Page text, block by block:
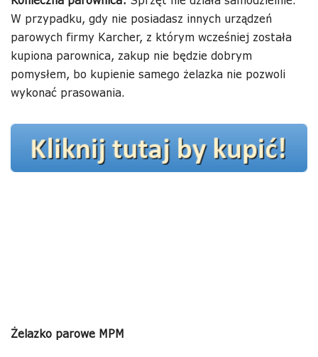
W przypadku, gdy nie posiadasz innych urządzeń
parowych firmy Karcher, z którym wcześniej została
kupiona parownica, zakup nie będzie dobrym
pomysłem, bo kupienie samego żelazka nie pozwoli
wykonać prasowania.
Żelazko parowe MPM